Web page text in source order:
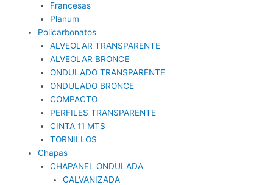
Francesas
Planum
Policarbonatos
ALVEOLAR TRANSPARENTE
ALVEOLAR BRONCE
ONDULADO TRANSPARENTE
ONDULADO BRONCE
COMPACTO
PERFILES TRANSPARENTE
CINTA 11 MTS
TORNILLOS
Chapas
CHAPANEL ONDULADA
GALVANIZADA